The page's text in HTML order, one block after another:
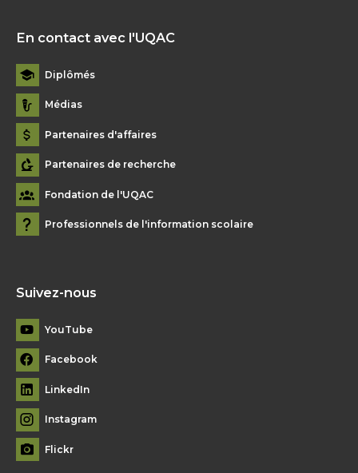
En contact avec l'UQAC
Diplômés
Médias
Partenaires d'affaires
Partenaires de recherche
Fondation de l'UQAC
Professionnels de l'information scolaire
Suivez-nous
YouTube
Facebook
LinkedIn
Instagram
Flickr